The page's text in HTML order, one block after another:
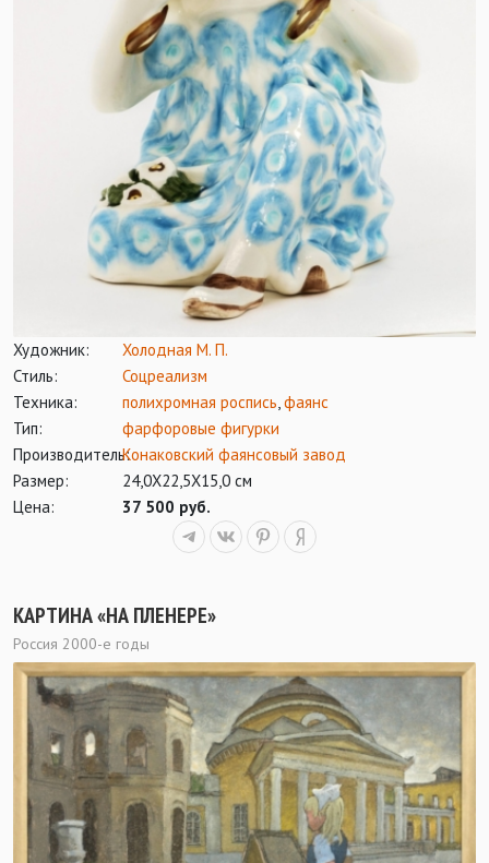
Художник:
Холодная М. П.
Стиль:
Соцреализм
Техника:
полихромная роспись,фаянс
Тип:
фарфоровые фигурки
Производитель:Конаковский фаянсовый завод
Размер:
24,0Х22,5Х15,0 см
Цена:
37 500 руб.
КАРТИНА «НА ПЛЕНЕРЕ»
Россия 2000-е годы